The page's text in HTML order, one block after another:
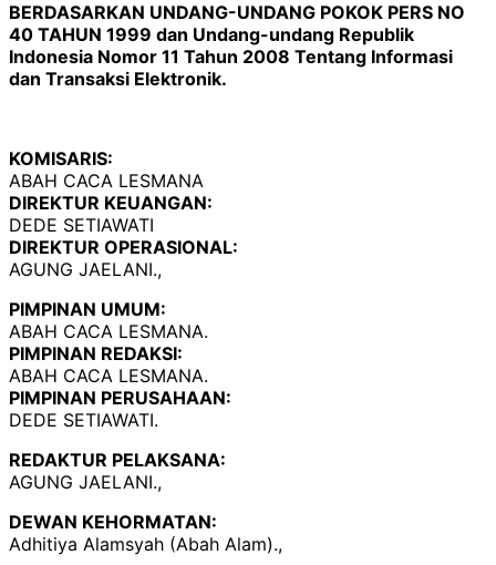
BERDASARKAN UNDANG-UNDANG POKOK PERS NO
40 TAHUN 1999 dan Undang-undang Republik
Indonesia Nomor 11 Tahun 2008 Tentang Informasi
dan Transaksi Elektronik.
KOMISARIS:
ABAH CACA LESMANA
DIREKTUR KEUANGAN:
DEDE SETIAWATI
DIREKTUR OPERASIONAL:
AGUNG JAELANI.,
PIMPINAN UMUM:
ABAH CACA LESMANA.
PIMPINAN REDAKSI:
ABAH CACA LESMANA.
PIMPINAN PERUSAHAAN:
DEDE SETIAWATI.
REDAKTUR PELAKSANA:
AGUNG JAELANI.,
DEWAN KEHORMATAN:
Adhitiya Alamsyah (Abah Alam).,